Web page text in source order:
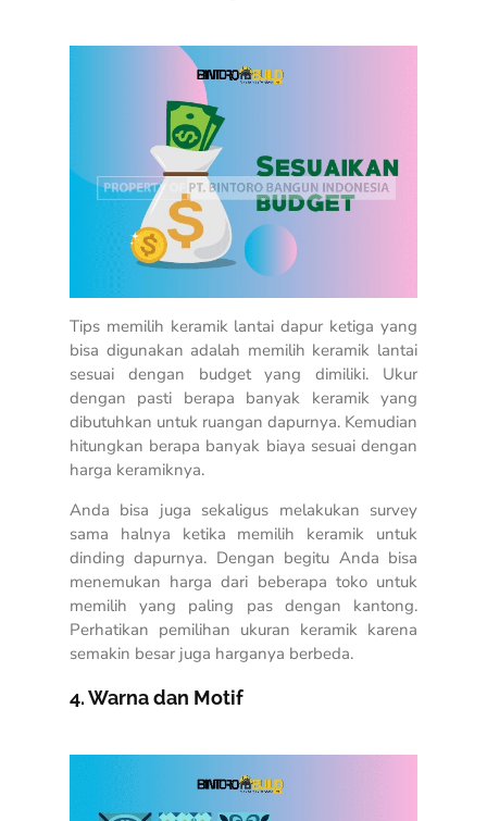
Tips memilih keramik lantai dapur ketiga yang
bisa digunakan adalah memilih keramik lantai
sesuai dengan budget yang dimiliki. Ukur
dengan pasti berapa banyak keramik yang
dibutuhkan untuk ruangan dapurnya. Kemudian
hitungkan berapa banyak biaya sesuai dengan
harga keramiknya.
Anda bisa juga sekaligus melakukan survey
sama halnya ketika memilih keramik untuk
dinding dapurnya. Dengan begitu Anda bisa
menemukan harga dari beberapa toko untuk
memilih yang paling pas dengan kantong.
Perhatikan pemilihan ukuran keramik karena
semakin besar juga harganya berbeda.
4. Warna dan Motif